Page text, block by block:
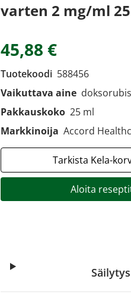
varten 2 mg/ml
45,88 €
Tuotekoodi 588456
Vaikuttava aine
Pakkauskoko 25 ml
Markkinoija Accord
Tarkista Kela-
Aloita
Säilytys